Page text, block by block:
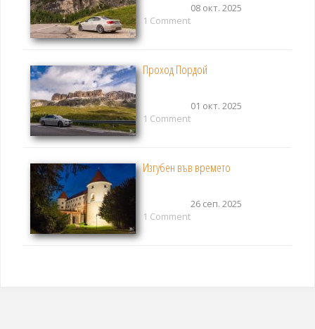
08 окт. 2025
1 Comment
Проход Пордой
01 окт. 2025
1 Comment
Изгубен във времето
26 сеп. 2025
1 Comment